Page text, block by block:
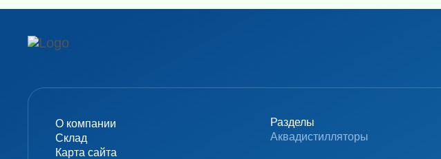
О компании
Склад
Карта сайта
Разделы
Аквадистилляторы